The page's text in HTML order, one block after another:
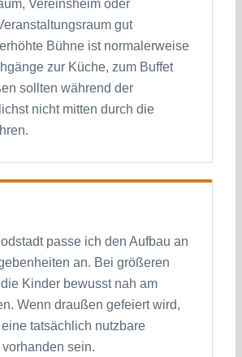
Vereinsheim oder
gut
Bühne ist normalerweise
zur Küche, zum Buffet
sollten während der
nicht mitten durch die
passe ich den Aufbau an
an. Bei größeren
Kinder bewusst nah am
Wenn draußen gefeiert wird,
tatsächlich nutzbare
sein.